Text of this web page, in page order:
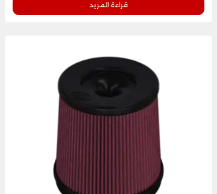
قراءة المزيد